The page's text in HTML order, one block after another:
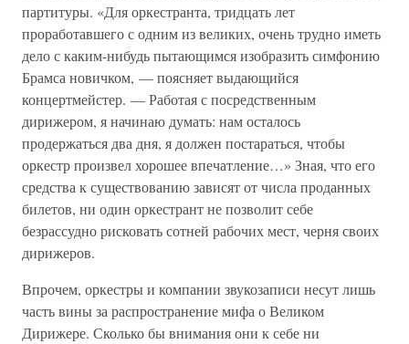
партитуры. «Для оркестранта, тридцать лет
проработавшего с одним из великих, очень трудно иметь
дело с каким-нибудь пытающимся изобразить симфонию
Брамса новичком, — поясняет выдающийся
концертмейстер. — Работая с посредственным
дирижером, я начинаю думать: нам осталось
продержаться два дня, я должен постараться, чтобы
оркестр произвел хорошее впечатление…» Зная, что его
средства к существованию зависят от числа проданных
билетов, ни один оркестрант не позволит себе
безрассудно рисковать сотней рабочих мест, черня своих
дирижеров.
Впрочем, оркестры и компании звукозаписи несут лишь
часть вины за распространение мифа о Великом
Дирижере. Сколько бы внимания они к себе ни